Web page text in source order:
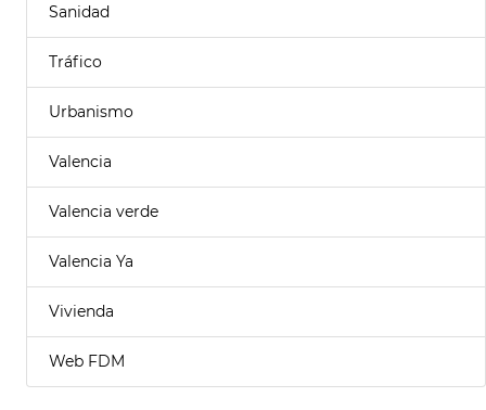
Sanidad
Tráfico
Urbanismo
Valencia
Valencia verde
Valencia Ya
Vivienda
Web FDM